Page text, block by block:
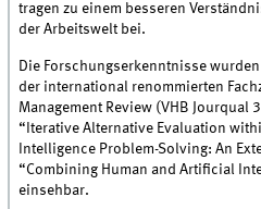
tragen zu einem besseren
der Arbeitswelt bei.
Die Forschungserkenntnisse
der international renommierten
Management Review (VHB Jourqual
“Iterative Alternative Evaluation
Intelligence Problem-Solving: An
“Combining Human and Artificial
einsehbar.